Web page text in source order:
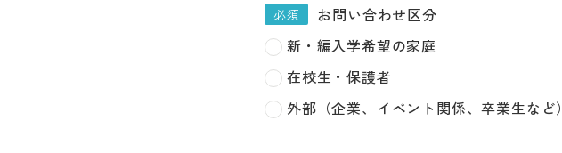
お問い合わせ区分
新・編入学希望の家庭
在校生・保護者
外部（企業、イベント関係、卒業生など）